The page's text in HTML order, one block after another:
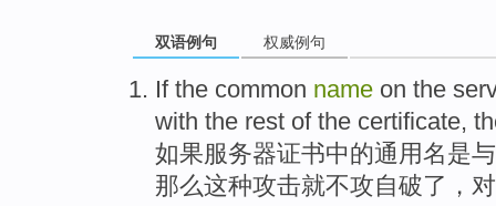
双语例句 权威例句
If the common name on the
with the rest of the certificate,
如果服务器证书中的通用名是与
那么这种攻击就不攻自破了 ，